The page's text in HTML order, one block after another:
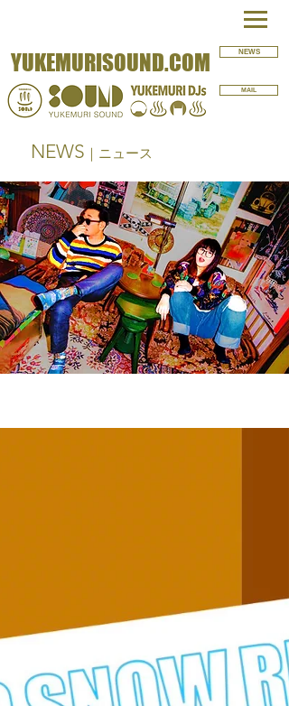
YUKEMURISOUND.COM NEWS
MAIL
NEWS ｜ニュース